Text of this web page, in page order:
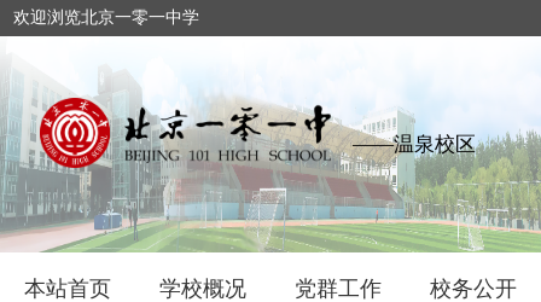
欢迎浏览北京一零一中学
——温泉校区
本站首页 学校概况 党群工作 校务公开